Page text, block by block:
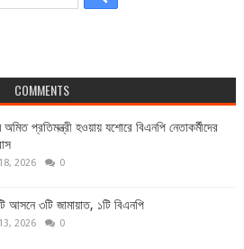
COMMENTS
অমিত প্রতিমন্ত্রী হওয়ায় যশোরে বিএনপি নেতাকর্মীদের
2026 0
আসনে ৩টি জামায়াত, ১টি বিএনপি
2026 0